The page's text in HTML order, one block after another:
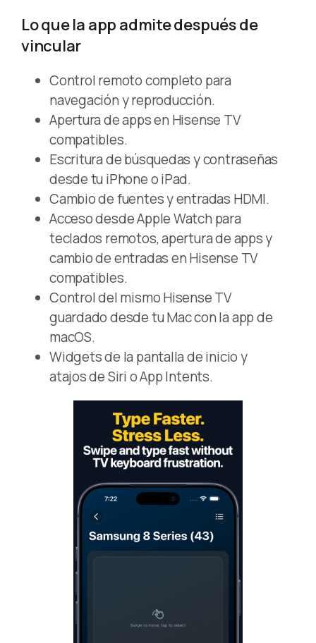
Lo que la app admite después de
vincular
Control remoto completo para
navegación y reproducción.
Apertura de apps en Hisense TV
compatibles.
Escritura de búsquedas y contraseñas
desde tu iPhone o iPad.
Cambio de fuentes y entradas HDMI.
Acceso desde Apple Watch para
teclados remotos, apertura de apps y
cambio de entradas en Hisense TV
compatibles.
Control del mismo Hisense TV
guardado desde tu Mac con la app de
macOS.
Widgets de la pantalla de inicio y
atajos de Siri o App Intents.